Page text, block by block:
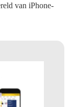
van iPhone-